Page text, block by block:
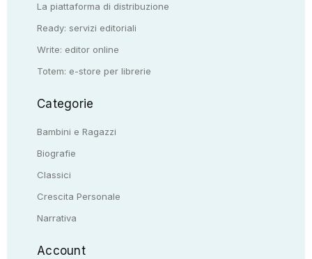
La piattaforma di distribuzione
Ready: servizi editoriali
Write: editor online
Totem: e-store per librerie
Categorie
Bambini e Ragazzi
Biografie
Classici
Crescita Personale
Narrativa
Account